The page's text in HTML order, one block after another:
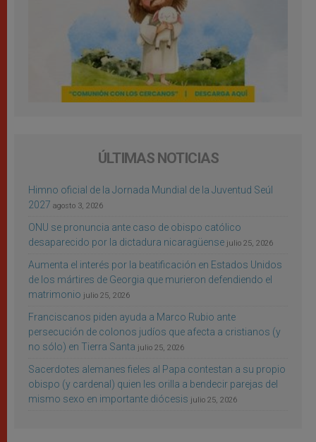
ÚLTIMAS NOTICIAS
Himno oficial de la Jornada Mundial de la Juventud Seúl
2027 agosto 3, 2026
ONU se pronuncia ante caso de obispo católico
desaparecido por la dictadura nicaragüense julio 25, 2026
Aumenta el interés por la beatificación en Estados Unidos
de los mártires de Georgia que murieron defendiendo el
matrimonio julio 25, 2026
Franciscanos piden ayuda a Marco Rubio ante
persecución de colonos judíos que afecta a cristianos (y
no sólo) en Tierra Santa julio 25, 2026
Sacerdotes alemanes fieles al Papa contestan a su propio
obispo (y cardenal) quien les orilla a bendecir parejas del
mismo sexo en importante diócesis julio 25, 2026